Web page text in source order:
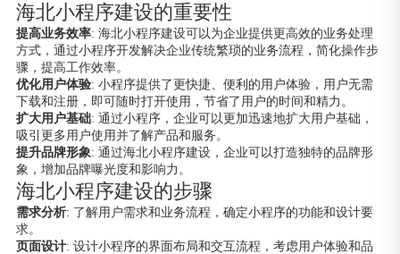
海北小程序建设的重要性
提高业务效率: 海北小程序建设可以为企业提供更高效的业务处理
方式，通过小程序开发解决企业传统繁琐的业务流程，简化操作步
骤，提高工作效率。
优化用户体验: 小程序提供了更快捷、便利的用户体验，用户无需
下载和注册，即可随时打开使用，节省了用户的时间和精力。
扩大用户基础: 通过小程序，企业可以更加迅速地扩大用户基础，
吸引更多用户使用并了解产品和服务。
提升品牌形象: 通过海北小程序建设，企业可以打造独特的品牌形
象，增加品牌曝光度和影响力。
海北小程序建设的步骤
需求分析: 了解用户需求和业务流程，确定小程序的功能和设计要
求。
页面设计: 设计小程序的界面布局和交互流程，考虑用户体验和品